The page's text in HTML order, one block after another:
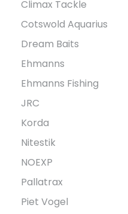
Climax Tackle
Cotswold Aquarius
Dream Baits
Ehmanns
Ehmanns Fishing
JRC
Korda
Nitestik
NOEXP
Pallatrax
Piet Vogel